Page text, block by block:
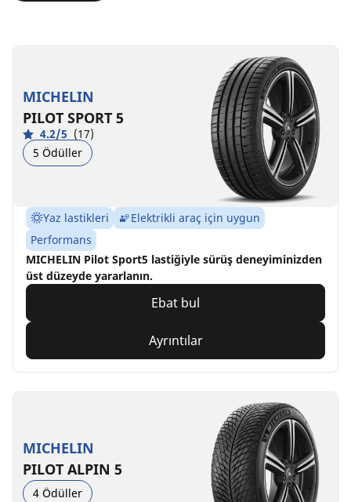
MICHELIN
PILOT SPORT 5
4.2/5 (17)
5 Ödüller
Yaz lastikleri
Elektrikli araç için uygun
Performans
MICHELIN Pilot Sport5 lastiğiyle sürüş deneyiminizden
üst düzeyde yararlanın.
Ebat bul
Ayrıntılar
MICHELIN
PILOT ALPIN 5
4 Ödüller